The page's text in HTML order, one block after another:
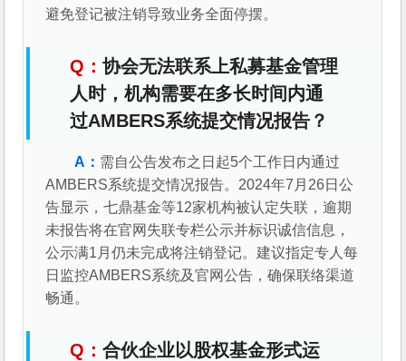
避免登记被注销导致业务全面停摆。
协会无法联系上私募基金管理
人时，机构需要在多长时间内通
过AMBERS系统提交情况报告？
需自公告发布之日起5个工作日内通过
AMBERS系统提交情况报告。2024年7月26日公
告显示，七鼎基金等12家机构被认定失联，逾期
未报告将在官网失联专栏公示并标识诚信信息，
公示满1月仍未完成将注销登记。建议指定专人每
日监控AMBERS系统及官网公告，确保联络渠道
畅通。
合伙企业以股权基金形式运